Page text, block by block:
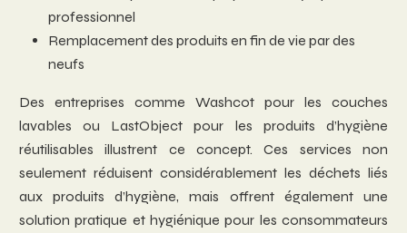
professionnel
Remplacement des produits en fin de vie par des
neufs
Des entreprises comme Washcot pour les couches
lavables ou LastObject pour les produits d’hygiène
réutilisables illustrent ce concept. Ces services non
seulement réduisent considérablement les déchets liés
aux produits d’hygiène, mais offrent également une
solution pratique et hygiénique pour les consommateurs